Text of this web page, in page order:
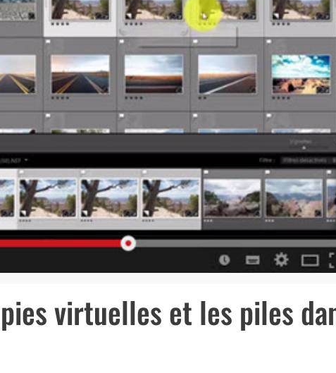
virtuelles et les piles